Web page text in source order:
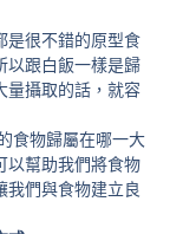
是很不錯的原型食
以跟白飯一樣是歸
量攝取的話，就容
食物歸屬在哪一大
以幫助我們將食物
我們與食物建立良